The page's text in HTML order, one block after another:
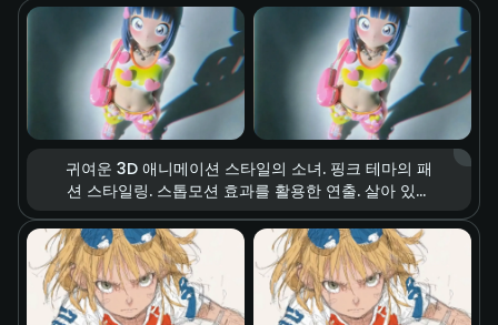
직전의 긴장감을 강조하는 시네마틱 라이팅, 블록버스
터 액션 영화의 한 장면 같은 분위기.
귀여운 3D 애니메이션 스타일의 소녀. 핑크 테마의 패
션 스타일링. 스톱모션 효과를 활용한 연출. 살아 있는
들. 부드러운 스튜디오 조명, 선명하고 생동감 있는 컬
러, 몽환적이고 달콤하며 에너지 넘치는 패션 무드.